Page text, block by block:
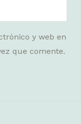
y web en
que comente.